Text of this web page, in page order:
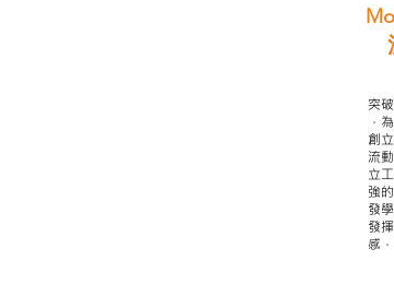
突
，
創
流
立
強
發
發
感